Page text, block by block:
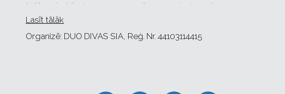
teātra piedzīvojums uzņems pilnus apgriezienus!
Kā ierasts izrāde divās daļās ar starpbrīdi vidū, kura laikā varēs
labākā siera maizes recepte.
Lasīt tālāk
Organizē: DUO DIVAS SIA, Reģ. Nr. 44103114415